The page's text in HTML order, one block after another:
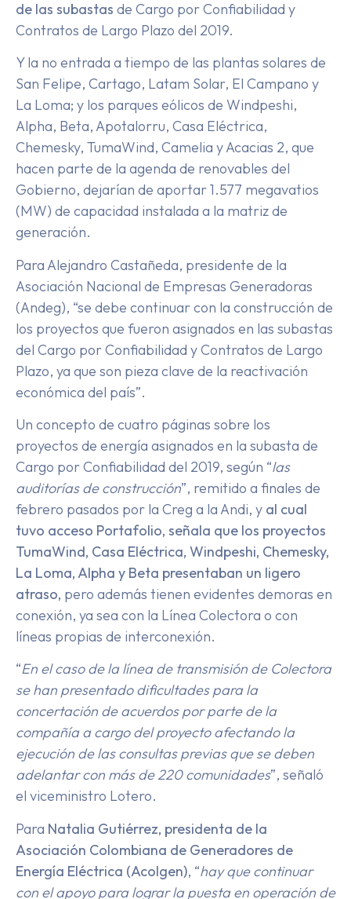
de las subastas de Cargo por Confiabilidad y
Contratos de Largo Plazo del 2019.
Y la no entrada a tiempo de las plantas solares de
San Felipe, Cartago, Latam Solar, El Campano y
La Loma; y los parques eólicos de Windpeshi,
Alpha, Beta, Apotalorru, Casa Eléctrica,
Chemesky, TumaWind, Camelia y Acacias 2, que
hacen parte de la agenda de renovables del
Gobierno, dejarían de aportar 1.577 megavatios
(MW) de capacidad instalada a la matriz de
generación.
Para Alejandro Castañeda, presidente de la
Asociación Nacional de Empresas Generadoras
(Andeg), “se debe continuar con la construcción de
los proyectos que fueron asignados en las subastas
del Cargo por Confiabilidad y Contratos de Largo
Plazo, ya que son pieza clave de la reactivación
económica del país”.
Un concepto de cuatro páginas sobre los
proyectos de energía asignados en la subasta de
Cargo por Confiabilidad del 2019, según “las
auditorías de construcción”, remitido a finales de
febrero pasados por la Creg a la Andi, y al cual
tuvo acceso Portafolio, señala que los proyectos
TumaWind, Casa Eléctrica, Windpeshi, Chemesky,
La Loma, Alpha y Beta presentaban un ligero
atraso, pero además tienen evidentes demoras en
conexión, ya sea con la Línea Colectora o con
líneas propias de interconexión.
“En el caso de la línea de transmisión de Colectora
se han presentado dificultades para la
concertación de acuerdos por parte de la
compañía a cargo del proyecto afectando la
ejecución de las consultas previas que se deben
adelantar con más de 220 comunidades”, señaló
el viceministro Lotero.
Para Natalia Gutiérrez, presidenta de la
Asociación Colombiana de Generadores de
Energía Eléctrica (Acolgen), “hay que continuar
con el apoyo para lograr la puesta en operación de